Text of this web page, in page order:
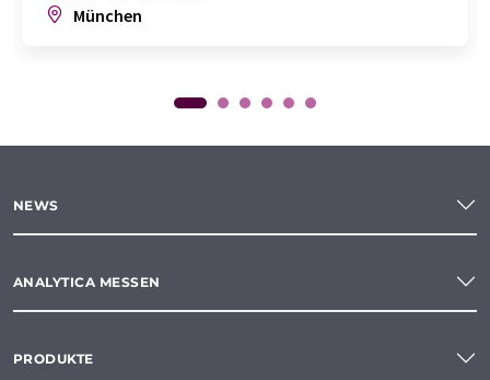
München
NEWS
ANALYTICA MESSEN
PRODUKTE